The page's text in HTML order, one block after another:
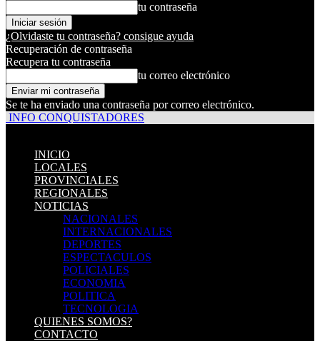
tu contraseña
¿Olvidaste tu contraseña? consigue ayuda
Recuperación de contraseña
Recupera tu contraseña
tu correo electrónico
Se te ha enviado una contraseña por correo electrónico.
INFO CONQUISTADORES
INICIO
LOCALES
PROVINCIALES
REGIONALES
NOTICIAS
NACIONALES
INTERNACIONALES
DEPORTES
ESPECTACULOS
POLICIALES
ECONOMIA
POLITICA
TECNOLOGIA
QUIENES SOMOS?
CONTACTO